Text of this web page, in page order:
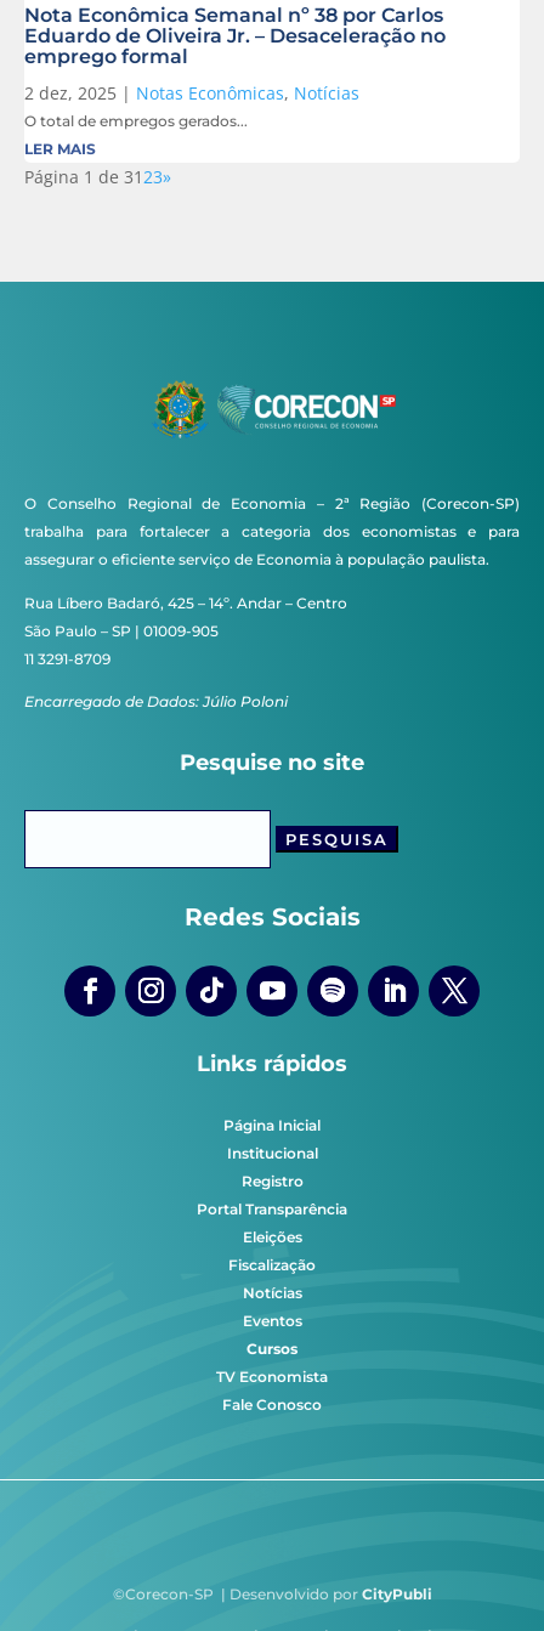
Nota Econômica Semanal nº 38 por Carlos
Eduardo de Oliveira Jr. – Desaceleração no
emprego formal
2 dez, 2025 | Notas Econômicas, Notícias
O total de empregos gerados...
LER MAIS
Página 1 de 3123»
O Conselho Regional de Economia – 2ª Região (Corecon-SP)
trabalha para fortalecer a categoria dos economistas e para
assegurar o eficiente serviço de Economia à população paulista.
Rua Líbero Badaró, 425 – 14º. Andar – Centro
São Paulo – SP | 01009-905
11 3291-8709
Encarregado de Dados: Júlio Poloni
Pesquise no site
Redes Sociais
Links rápidos
Página Inicial
Institucional
Registro
Portal Transparência
Eleições
Fiscalização
Notícias
Eventos
Cursos
TV Economista
Fale Conosco
©Corecon-SP | Desenvolvido por CityPubli